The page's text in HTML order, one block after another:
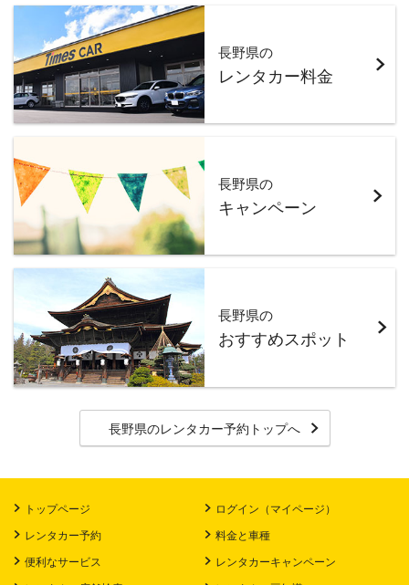
長野県の
レンタカー料金
長野県の
キャンペーン
長野県の
おすすめスポット
長野県のレンタカー予約トップへ
トップページ
ログイン（マイページ）
レンタカー予約
料金と車種
便利なサービス
レンタカーキャンペーン